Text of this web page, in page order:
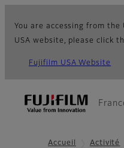
You are accessing from
USA website, please click
Fujifilm USA Website
Accueil Activité